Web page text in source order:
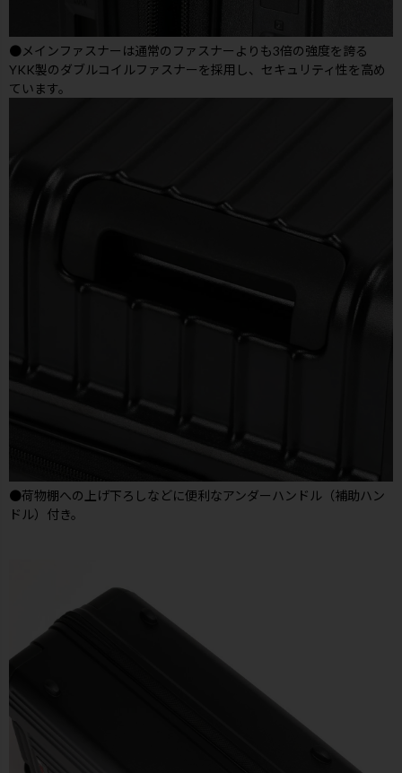
●メインファスナーは通常のファスナーよりも3倍の強度を誇る
YKK製のダブルコイルファスナーを採用し、セキュリティ性を高め
ています。
●荷物棚への上げ下ろしなどに便利なアンダーハンドル（補助ハン
ドル）付き。